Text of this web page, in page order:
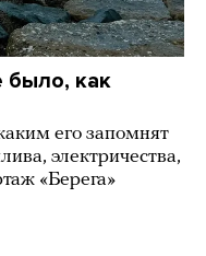
было, как
его запомнят
электричества,
«Берега»